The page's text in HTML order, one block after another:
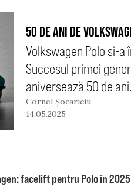
50 DE ANI DE
Volkswagen Polo și-
Succesul primei
aniversează 50 de ani.
Cornel Șocariciu
14.05.2025
facelift pentru Polo în 2025